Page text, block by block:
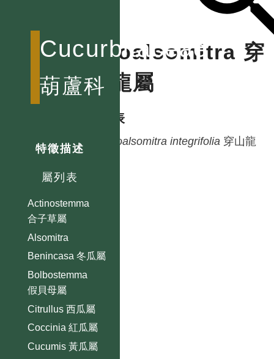
Cucurbitaceae
葫蘆科
特徵描述
屬列表
Actinostemma
合子草屬
Alsomitra
Benincasa 冬瓜屬
Bolbostemma
假貝母屬
Citrullus 西瓜屬
Coccinia 紅瓜屬
Cucumis 黃瓜屬
Neoalsomitra 穿
山龍屬
種列表
Neoalsomitra integrifolia 穿山龍